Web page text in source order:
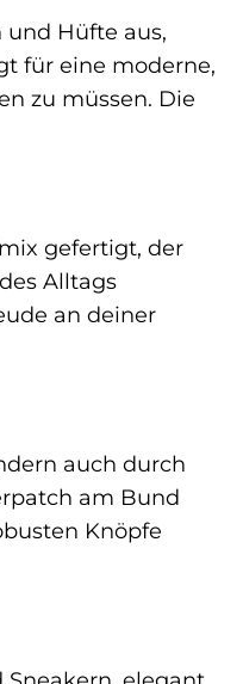
und Hüfte aus,
für eine moderne,
zu müssen. Die
gefertigt, der
Alltags
an deiner
auch durch
am Bund
Knöpfe